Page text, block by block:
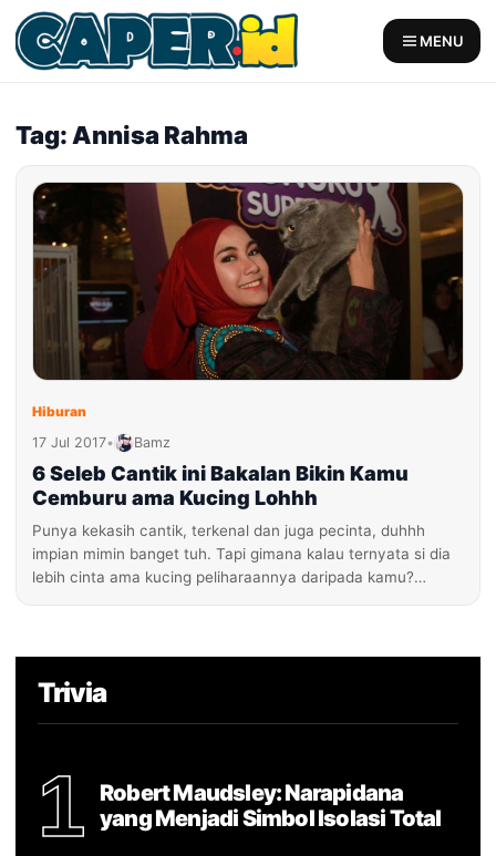
Skip
to
content
MENU
Tag: Annisa Rahma
Hiburan
17 Jul 2017• Bamz
6 Seleb Cantik ini Bakalan Bikin Kamu
Cemburu ama Kucing Lohhh
Punya kekasih cantik, terkenal dan juga pecinta, duhhh
impian mimin banget tuh. Tapi gimana kalau ternyata si dia
lebih cinta ama kucing peliharaannya daripada kamu?…
Trivia
1
Robert Maudsley: Narapidana
yang Menjadi Simbol Isolasi Total